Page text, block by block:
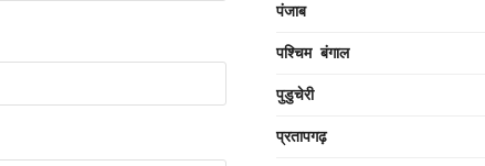
पंजाब
पश्चिम बंगाल
पुडुचेरी
प्रतापगढ़